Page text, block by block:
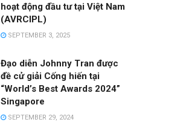
hoạt động đầu tư tại Việt Nam
(AVRCIPL)
SEPTEMBER 3, 2025
Đạo diễn Johnny Tran được
đề cử giải Cống hiến tại
“World’s Best Awards 2024”
Singapore
SEPTEMBER 29, 2024